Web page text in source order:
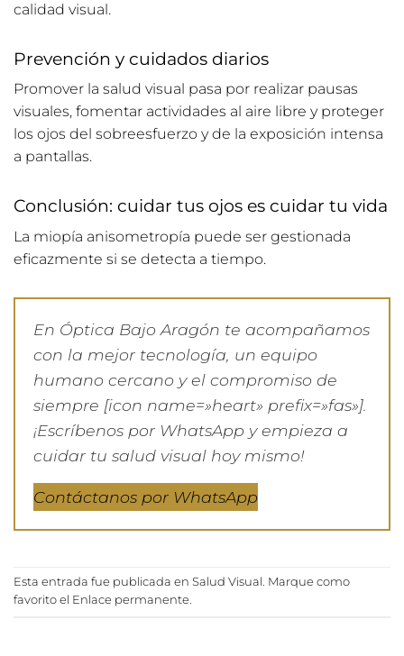
calidad visual.
Prevención y cuidados diarios
Promover la salud visual pasa por realizar pausas
visuales, fomentar actividades al aire libre y proteger
los ojos del sobreesfuerzo y de la exposición intensa
a pantallas.
Conclusión: cuidar tus ojos es cuidar tu vida
La miopía anisometropía puede ser gestionada
eficazmente si se detecta a tiempo.
En Óptica Bajo Aragón te acompañamos
con la mejor tecnología, un equipo
humano cercano y el compromiso de
siempre [icon name=»heart» prefix=»fas»].
¡Escríbenos por WhatsApp y empieza a
cuidar tu salud visual hoy mismo!
Contáctanos por WhatsApp
Esta entrada fue publicada en Salud Visual. Marque como
favorito el Enlace permanente.